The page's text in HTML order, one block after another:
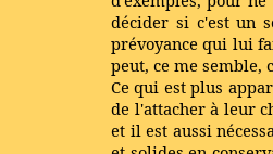
décider si c'est un
prévoyance qui lui
peut, ce me semble,
Ce qui est plus
de l'attacher à leur
et il est aussi